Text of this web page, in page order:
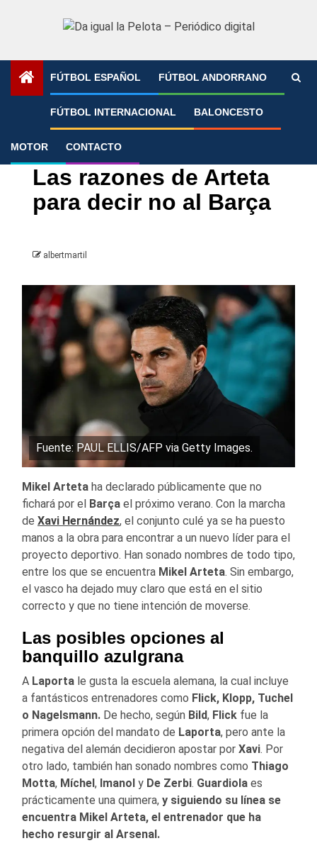
FÚTBOL ESPAÑOL FÚTBOL ANDORRANO
FÚTBOL INTERNACIONAL BALONCESTO
MOTOR CONTACTO
»
FC Barcelona LaLiga Premier League
Las razones de Arteta
para decir no al Barça
albertmartil
Fuente: PAUL ELLIS/AFP via Getty Images.
Mikel Arteta ha declarado públicamente que no
fichará por el Barça el próximo verano. Con la marcha
de Xavi Hernández, el conjunto culé ya se ha puesto
manos a la obra para encontrar a un nuevo líder para el
proyecto deportivo. Han sonado nombres de todo tipo,
entre los que se encuentra Mikel Arteta. Sin embargo,
el vasco ha dejado muy claro que está en el sitio
correcto y que no tiene intención de moverse.
Las posibles opciones al
banquillo azulgrana
A Laporta le gusta la escuela alemana, la cual incluye
a fantásticos entrenadores como Flick, Klopp, Tuchel
o Nagelsmann. De hecho, según Bild, Flick fue la
primera opción del mandato de Laporta, pero ante la
negativa del alemán decidieron apostar por Xavi. Por
otro lado, también han sonado nombres como Thiago
Motta, Míchel, Imanol y De Zerbi. Guardiola es
prácticamente una quimera, y siguiendo su línea se
encuentra Mikel Arteta, el entrenador que ha
hecho resurgir al Arsenal.